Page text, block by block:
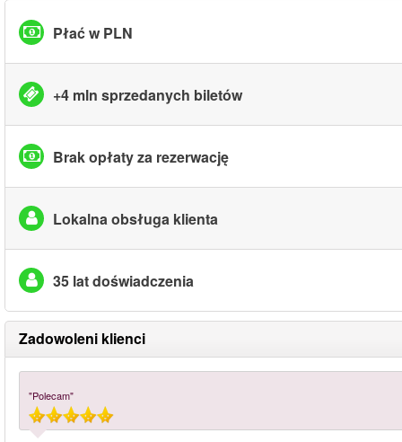
Płać w PLN
+4 mln sprzedanych biletów
Brak opłaty za rezerwację
Lokalna obsługa klienta
35 lat doświadczenia
Zadowoleni klienci
"Polecam"